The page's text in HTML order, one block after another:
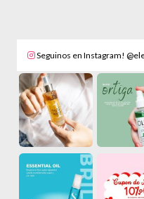
Seguinos en Instagram!